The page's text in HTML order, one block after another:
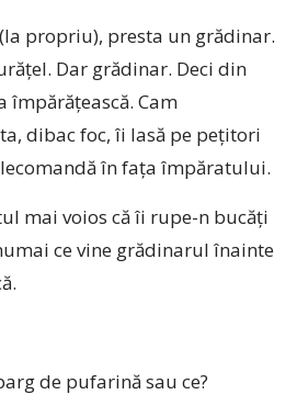
propriu), presta un grădinar.
Dar grădinar. Deci din
împărățească. Cam
dibac foc, îi lasă pe pețitori
în fața împăratului.
mai voios că îi rupe-n bucăți
ce vine grădinarul înainte
de pufarină sau ce?